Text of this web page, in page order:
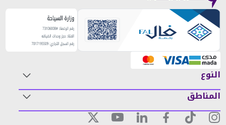
النوع
المناطق